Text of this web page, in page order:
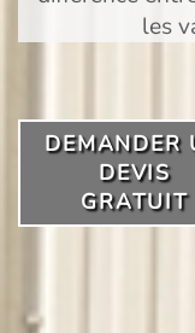
les
DEMANDER
DEVIS
GRATUIT